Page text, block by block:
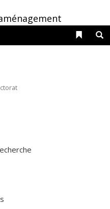
Liens